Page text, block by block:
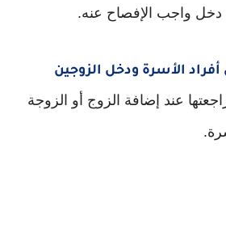
دخل واجب الإفصاح عنه.
الأسرة ودخل الزوجين
عند إضافة الزوج أو الزوجة